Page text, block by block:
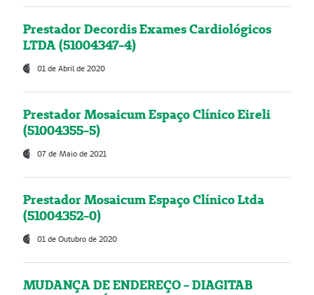
Prestador Decordis Exames Cardiológicos
LTDA (51004347-4)
01 de Abril de 2020
Prestador Mosaicum Espaço Clínico Eireli
(51004355-5)
07 de Maio de 2021
Prestador Mosaicum Espaço Clínico Ltda
(51004352-0)
01 de Outubro de 2020
MUDANÇA DE ENDEREÇO - DIAGITAB